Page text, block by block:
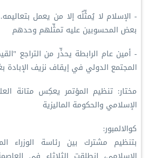
- الإسلام لا يُمثِّلُه إلا من يعمل
بعض المحسوبين عليه تمثِّلهم وحدهم
- أمين عام الرابطة يحذِّر من التراجع
المجتمع الدولي في إيقاف نزيف الإبادة
مختار: تنظيم المؤتمر يعكِس متانة
الإسلامي والحكومة الماليزية
كوالالمبور:
بتنظيم مشترك بين رئاسة الوزراء